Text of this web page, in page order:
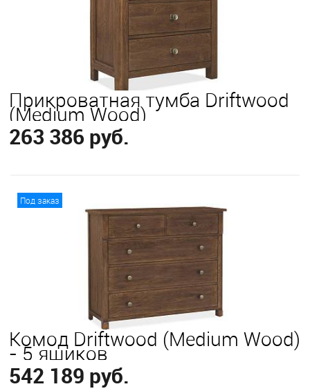
Прикроватная тумба Driftwood
(Medium Wood)
263 386 руб.
Под заказ
Комод Driftwood (Medium Wood)
- 5 ящиков
542 189 руб.